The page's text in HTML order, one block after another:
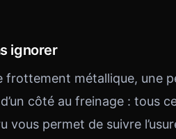
ignorer
métallique, une
côté au freinage : tous
vous permet de suivre